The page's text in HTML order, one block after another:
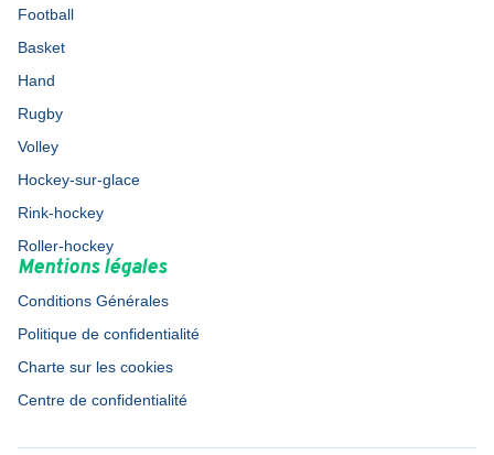
Football
Basket
Hand
Rugby
Volley
Hockey-sur-glace
Rink-hockey
Roller-hockey
Mentions légales
Conditions Générales
Politique de confidentialité
Charte sur les cookies
Centre de confidentialité